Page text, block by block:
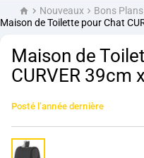
AccueilNouveaux Bons Plans
Maison de Toilette pour Chat
Maison de
CURVER 39cm
Posté l’année dernière